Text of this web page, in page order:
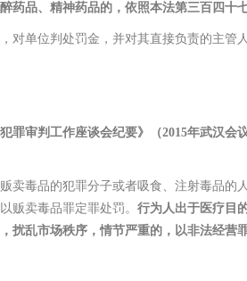
药品、精神药品的，依照本法第三百四十
对单位判处罚金，并对其直接负责的主管
罪审判工作座谈会纪要》（2015年武汉会
卖毒品的犯罪分子或者吸食、注射毒品的
贩卖毒品罪定罪处罚。 行为人出于医疗目
扰乱市场秩序，情节严重的，以非法经营